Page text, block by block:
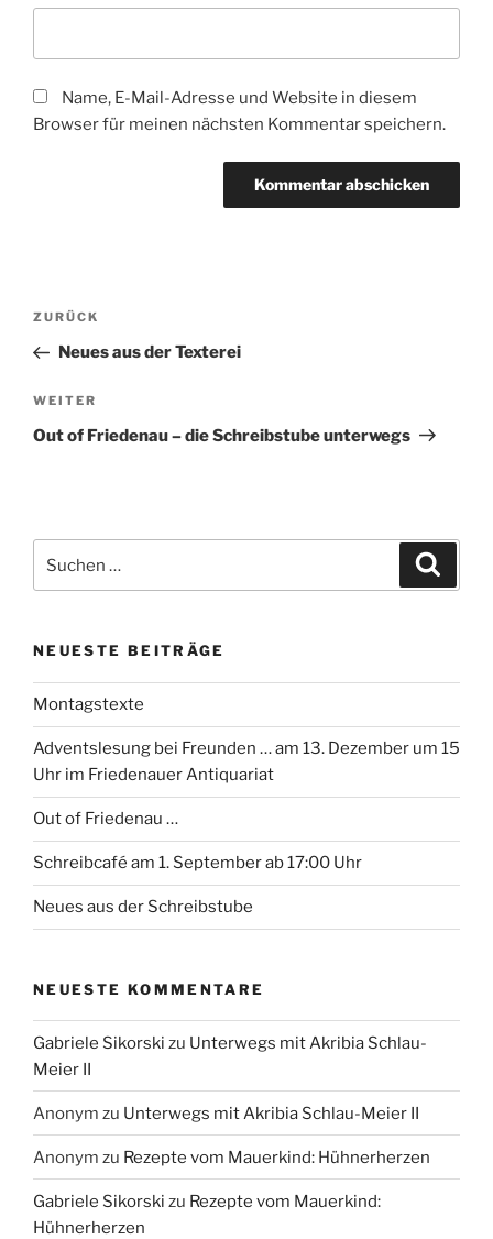
Name, E-Mail-Adresse und Website in diesem
Browser für meinen nächsten Kommentar speichern.
Beitragsnavigation
Vorheriger
Beitrag
ZURÜCK
Neues aus der Texterei
Nächster
Beitrag
WEITER
Out of Friedenau – die Schreibstube unterwegs
nach:
NEUESTE BEITRÄGE
Montagstexte
Adventslesung bei Freunden … am 13. Dezember um 15
Uhr im Friedenauer Antiquariat
Out of Friedenau …
Schreibcafé am 1. September ab 17:00 Uhr
Neues aus der Schreibstube
NEUESTE KOMMENTARE
Gabriele Sikorski zu Unterwegs mit Akribia Schlau-
Meier II
Anonym zu Unterwegs mit Akribia Schlau-Meier II
Anonym zu Rezepte vom Mauerkind: Hühnerherzen
Gabriele Sikorski zu Rezepte vom Mauerkind:
Hühnerherzen